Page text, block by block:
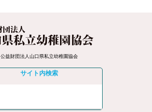
公益財団法人山口県私立幼稚園協会
サイト内検索